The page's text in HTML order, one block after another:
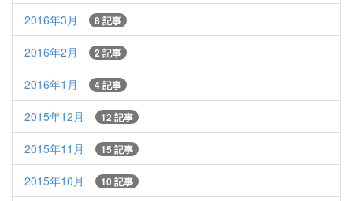
2016年3月 8 記事
2016年2月 2 記事
2016年1月 4 記事
2015年12月 12 記事
2015年11月 15 記事
2015年10月 10 記事